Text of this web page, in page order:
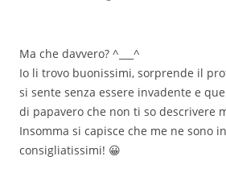
Ma che davvero? ^___^
Io li trovo buonissimi, sorprende il
si sente senza essere invadente e
di papavero che non ti so descrivere
Insomma si capisce che me ne sono
consigliatissimi! 😀